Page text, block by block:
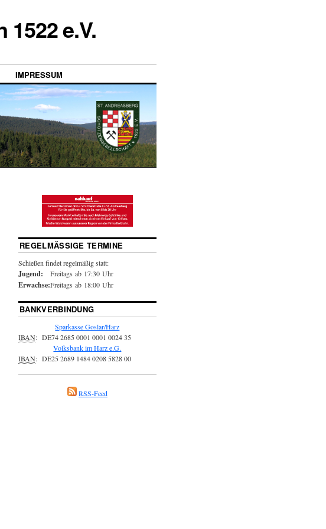
e.V.
IMPRESSUM
REGELMÄSSIGE TERMINE
Schießen findet regelmäßig statt:
Jugend: Freitags ab 17:30 Uhr
Erwachse:Freitags ab 18:00 Uhr
BANKVERBINDUNG
Sparkasse Goslar/Harz
IBAN: DE74 2685 0001 0001 0024 35
Volksbank im Harz e.G.
IBAN: DE25 2689 1484 0208 5828 00
RSS-Feed